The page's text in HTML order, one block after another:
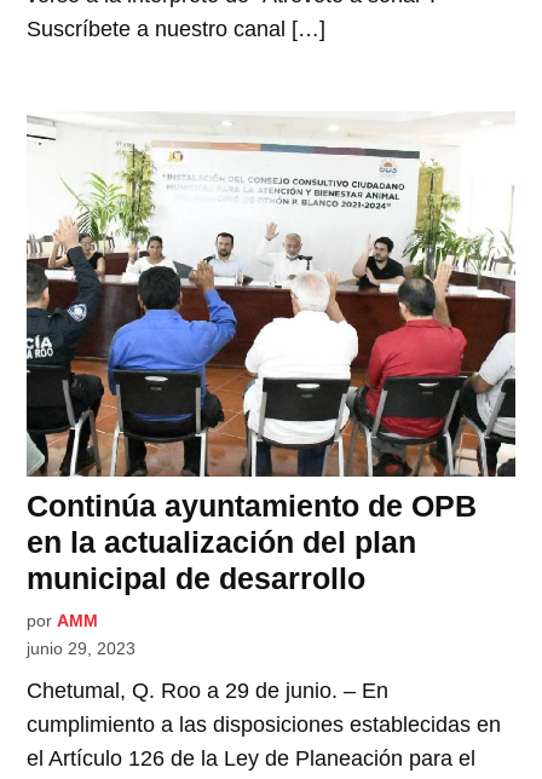
Suscríbete a nuestro canal […]
Continúa ayuntamiento de OPB
en la actualización del plan
municipal de desarrollo
por AMM
junio 29, 2023
Chetumal, Q. Roo a 29 de junio. – En
cumplimiento a las disposiciones establecidas en
el Artículo 126 de la Ley de Planeación para el